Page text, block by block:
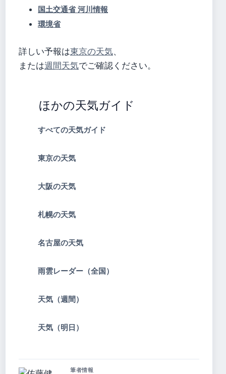
国土交通省 河川情報
環境省
詳しい予報は東京の天気、
または週間天気でご確認ください。
ほかの天気ガイド
すべての天気ガイド
東京の天気
大阪の天気
札幌の天気
名古屋の天気
雨雲レーダー（全国）
天気（週間）
天気（明日）
筆者情報